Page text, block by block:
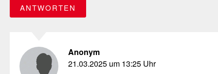
ANTWORTEN
Anonym
21.03.2025 um 13:25 Uhr